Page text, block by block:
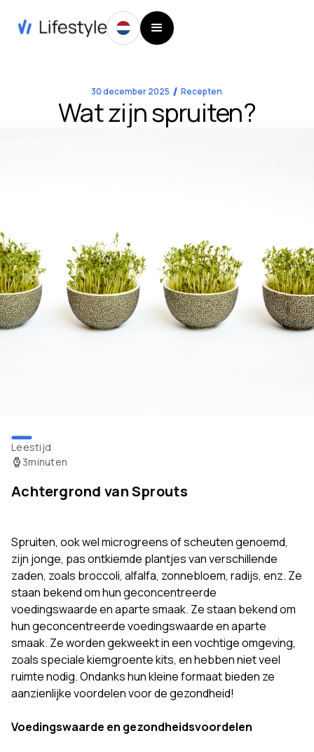
30 december 2025 Recepten
Wat zijn spruiten?
Leestijd
3minuten
Achtergrond van Sprouts
Spruiten, ook wel microgreens of scheuten genoemd,
zijn jonge, pas ontkiemde plantjes van verschillende
zaden, zoals broccoli, alfalfa, zonnebloem, radijs, enz. Ze
staan bekend om hun geconcentreerde
voedingswaarde en aparte smaak. Ze staan bekend om
hun geconcentreerde voedingswaarde en aparte
smaak. Ze worden gekweekt in een vochtige omgeving,
zoals speciale kiemgroente kits, en hebben niet veel
ruimte nodig. Ondanks hun kleine formaat bieden ze
aanzienlijke voordelen voor de gezondheid!
Voedingswaarde en gezondheidsvoordelen